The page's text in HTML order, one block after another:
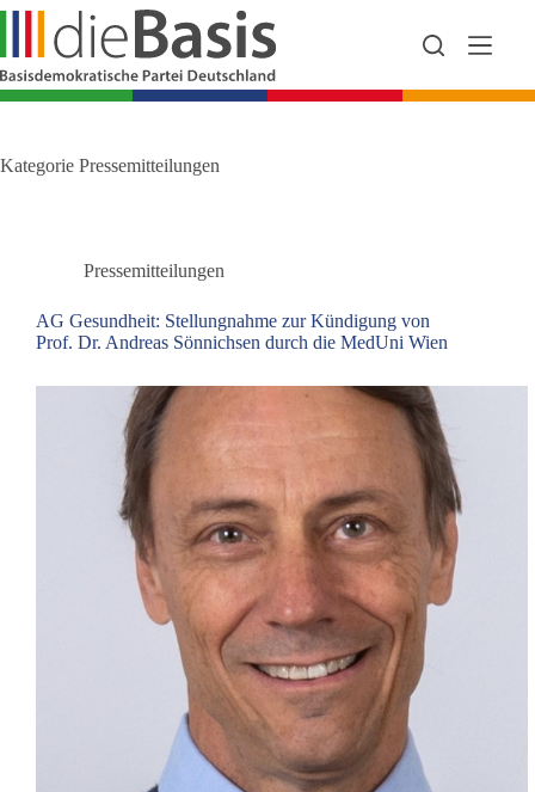
Zum
springen
Kategorie Pressemitteilungen
Pressemitteilungen
AG Gesundheit: Stellungnahme zur Kündigung von
Prof. Dr. Andreas Sönnichsen durch die MedUni Wien